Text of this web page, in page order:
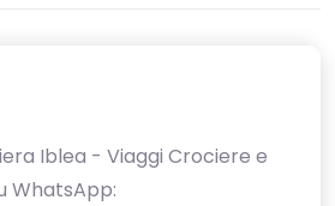
Iblea - Viaggi Crociere e
WhatsApp: